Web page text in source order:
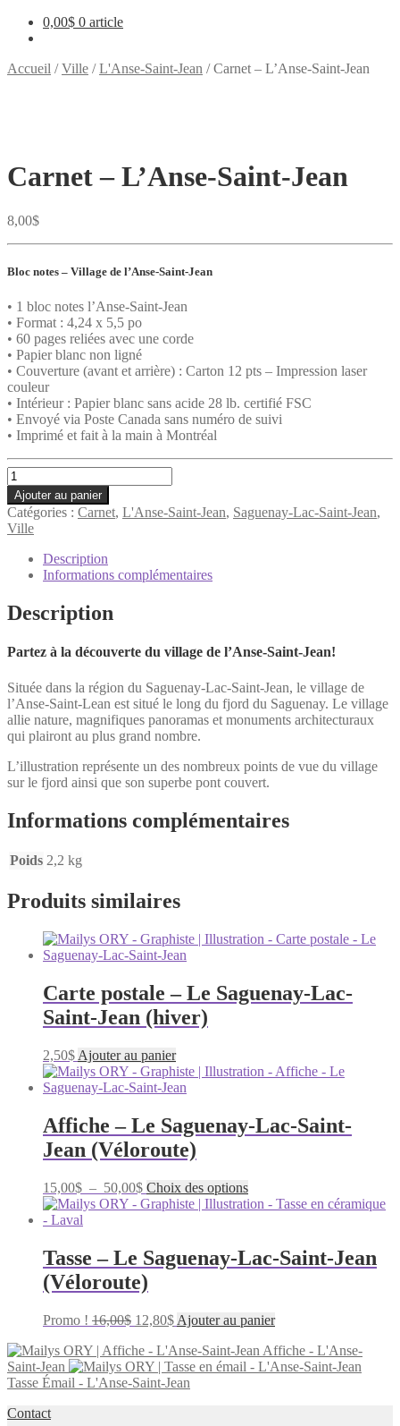
0,00$ 0 article
Accueil /Ville /L'Anse-Saint-Jean /Carnet – L’Anse-Saint-Jean
Carnet – L’Anse-Saint-Jean
8,00$
Bloc notes – Village de l’Anse-Saint-Jean
• 1 bloc notes l’Anse-Saint-Jean
• Format : 4,24 x 5,5 po
• 60 pages reliées avec une corde
• Papier blanc non ligné
• Couverture (avant et arrière) : Carton 12 pts – Impression laser
couleur
• Intérieur : Papier blanc sans acide 28 lb. certifié FSC
• Envoyé via Poste Canada sans numéro de suivi
• Imprimé et fait à la main à Montréal
quantité
de
Carnet
-
L'Anse-
Saint-
Jean
Ajouter au panier
Catégories : Carnet, L'Anse-Saint-Jean, Saguenay-Lac-Saint-Jean,
Ville
Description
Informations complémentaires
Description
Partez à la découverte du village de l’Anse-Saint-Jean!
Située dans la région du Saguenay-Lac-Saint-Jean, le village de
l’Anse-Saint-Lean est situé le long du fjord du Saguenay. Le village
allie nature, magnifiques panoramas et monuments architecturaux
qui plairont au plus grand nombre.
L’illustration représente un des nombreux points de vue du village
sur le fjord ainsi que son superbe pont couvert.
Informations complémentaires
Poids 2,2 kg
Produits similaires
Carte postale – Le Saguenay-Lac-
Saint-Jean (hiver)
2,50$ Ajouter au panier
Affiche – Le Saguenay-Lac-Saint-
Jean (Véloroute)
15,00$ – 50,00$Plage
de
à
50,00$
Choix des optionsCe
produit
variations.
Les
être
choisies
sur
Tasse – Le Saguenay-Lac-Saint-Jean
(Véloroute)
Promo ! 16,00$ Le
initial
était :
16,00$.
12,80$Le
actuel
est :
12,80$.
Ajouter au panier
Affiche - L'Anse-
Saint-Jean
Tasse Émail - L'Anse-Saint-Jean
Contact